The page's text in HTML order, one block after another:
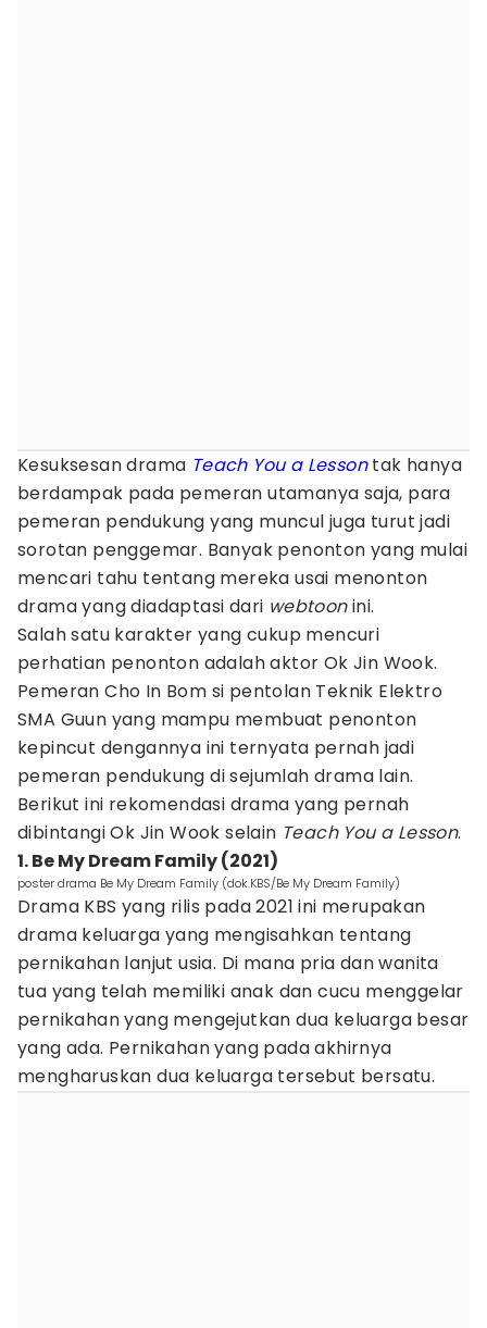
Kesuksesan drama Teach You a Lessontak hanya
berdampak pada pemeran utamanya saja, para
pemeran pendukung yang muncul juga turut jadi
sorotan penggemar. Banyak penonton yang mulai
mencari tahu tentang mereka usai menonton
drama yang diadaptasi dari webtoonini.
Salah satu karakter yang cukup mencuri
perhatian penonton adalah aktor Ok Jin Wook.
Pemeran Cho In Bom si pentolan Teknik Elektro
SMA Guun yang mampu membuat penonton
kepincut dengannya ini ternyata pernah jadi
pemeran pendukung di sejumlah drama lain.
Berikut ini rekomendasi drama yang pernah
dibintangi Ok Jin Wook selain Teach You a Lesson.
1. Be My Dream Family (2021)
poster drama Be My Dream Family (dok.KBS/Be My Dream Family)
Drama KBS yang rilis pada 2021 ini merupakan
drama keluarga yang mengisahkan tentang
pernikahan lanjut usia. Di mana pria dan wanita
tua yang telah memiliki anak dan cucu menggelar
pernikahan yang mengejutkan dua keluarga besar
yang ada. Pernikahan yang pada akhirnya
mengharuskan dua keluarga tersebut bersatu.